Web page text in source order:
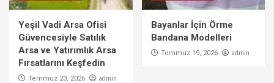
Yeşil Vadi Arsa Ofisi
Güvencesiyle Satılık
Arsa ve Yatırımlık Arsa
Fırsatlarını Keşfedin
Temmuz 23, 2026 admin
Bayanlar İçin Örme
Bandana Modelleri
Temmuz 19, 2026 admin